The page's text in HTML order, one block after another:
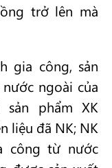
trở lên mà
gia công, sản
ngoài của
phẩm XK
liệu đã NK; NK
công từ nước